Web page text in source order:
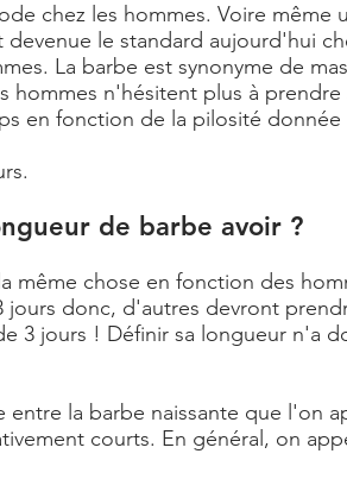
chez les hommes. Voire même
devenue le standard aujourd'hui
La barbe est synonyme de
hommes n'hésitent plus à
en fonction de la pilosité donnée
de barbe avoir ?
même chose en fonction des
donc, d'autres devront
3 jours ! Définir sa longueur n'a
entre la barbe naissante que l'on
courts. En général, on